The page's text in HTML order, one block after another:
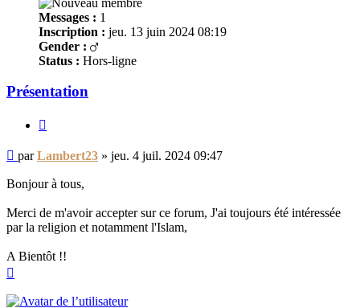
Messages : 1
Inscription : jeu. 13 juin 2024 08:19
Gender :
Status : Hors-ligne
Présentation
Message
non
lu
parLambert23 » jeu. 4 juil. 2024 09:47
Bonjour à tous,
Merci de m'avoir accepter sur ce forum, J'ai toujours été intéressée
par la religion et notamment l'Islam,
A Bientôt !!